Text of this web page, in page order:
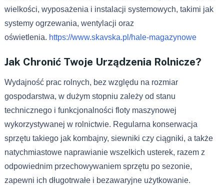
wielkości, wyposażenia i instalacji systemowych, takimi jak
systemy ogrzewania, wentylacji oraz
oświetlenia. https://www.skavska.pl/hale-magazynowe
Jak Chronić Twoje Urządzenia Rolnicze?
Wydajność prac rolnych, bez względu na rozmiar
gospodarstwa, w dużym stopniu zależy od stanu
technicznego i funkcjonalności floty maszynowej
wykorzystywanej w rolnictwie. Regularna konserwacja
sprzętu takiego jak kombajny, siewniki czy ciągniki, a także
natychmiastowe naprawianie wszelkich usterek, razem z
odpowiednim przechowywaniem sprzętu po sezonie,
zapewni ich długotrwałe i bezawaryjne użytkowanie.